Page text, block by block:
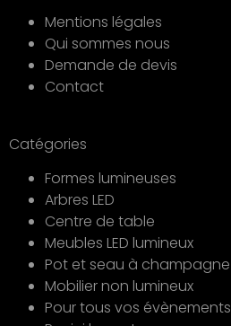
Mentions légales
Qui sommes nous
Demande de devis
Contact
Catégories
Formes lumineuses
Arbres LED
Centre de table
Meubles LED lumineux
Pot et seau à champagne
Mobilier non lumineux
Pour tous vos évènements